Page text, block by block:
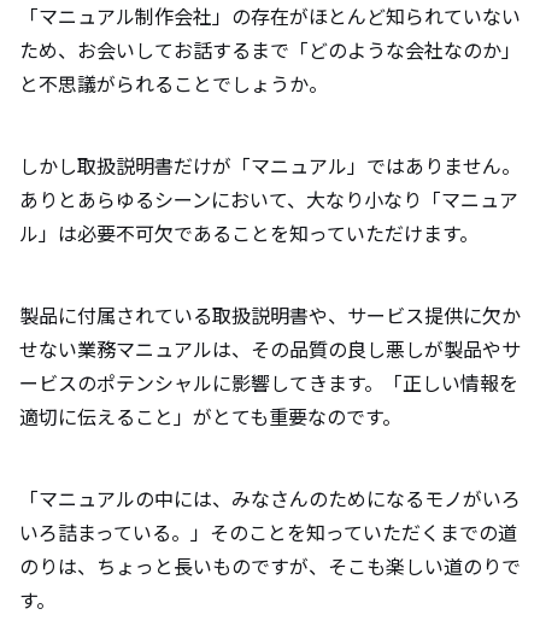
「マニュアル制作会社」の存在がほとんど知られていない
ため、お会いしてお話するまで「どのような会社なのか」
と不思議がられることでしょうか。
しかし取扱説明書だけが「マニュアル」ではありません。
ありとあらゆるシーンにおいて、大なり小なり「マニュア
ル」は必要不可欠であることを知っていただけます。
製品に付属されている取扱説明書や、サービス提供に欠か
せない業務マニュアルは、その品質の良し悪しが製品やサ
ービスのポテンシャルに影響してきます。「正しい情報を
適切に伝えること」がとても重要なのです。
「マニュアルの中には、みなさんのためになるモノがいろ
いろ詰まっている。」そのことを知っていただくまでの道
のりは、ちょっと長いものですが、そこも楽しい道のりで
す。